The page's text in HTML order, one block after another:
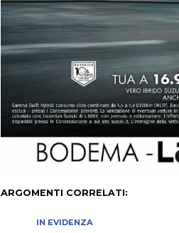
ARGOMENTI CORRELATI:
IN EVIDENZA